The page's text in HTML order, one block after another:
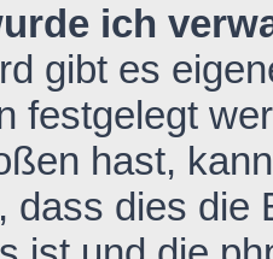
ich
gibt es
festgelegt
hast,
dass dies die